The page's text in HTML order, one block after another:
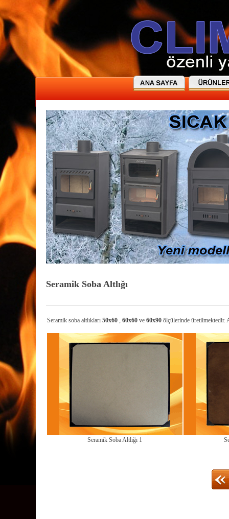
Seramik Soba Altlığı
Seramik soba altlıkları 50x60 , 60x60 ve 60x90 ölçülerinde üretilmektedir.
Seramik Soba Altlığı 1